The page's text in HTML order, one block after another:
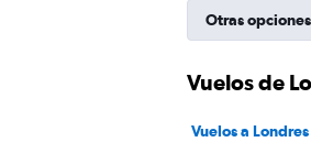
Otras
Vuelos de
Vuelos a Londres